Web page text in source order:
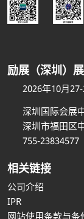
励展（深圳）
2026年10月
深圳国际会展
深圳市福田区
755-23834577
相关链接
公司介绍
IPR
网站使用条款与条